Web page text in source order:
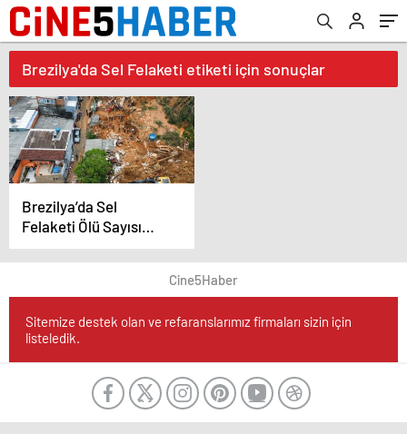
Brezilya'da Sel Felaketi etiketi için sonuçlar
Brezilya’da Sel
Felaketi Ölü Sayısı
150’ye Yükseldi
Cine5Haber
Sitemize destek olan ve refaranslarımız firmaları sizin için
listeledik.